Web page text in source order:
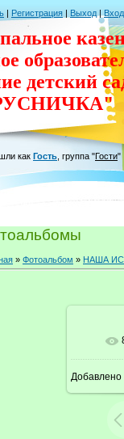
| Регистрация | Выход | Вход
детский
как Гость группа "Гости"
» Фотоальбом » НАША
Добавлено